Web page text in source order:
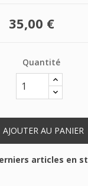
35,00 €
Quantité
AJOUTER AU PANIER
articles en